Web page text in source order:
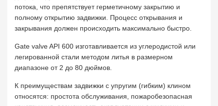
потока, что препятствует герметичному закрытию и
полному открытию задвижки. Процесс открывания и
закрывания должен происходить максимально быстро.
Gate valve API 600 изготавливается из углеродистой или
легированной стали методом литья в размерном
диапазоне от 2 до 80 дюймов.
К преимуществам задвижки c упругим (гибким) клином
относятся: простота обслуживания, пожаробезопасная